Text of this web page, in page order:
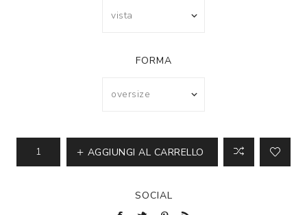
FORMA
AGGIUNGI AL CARRELLO
SOCIAL